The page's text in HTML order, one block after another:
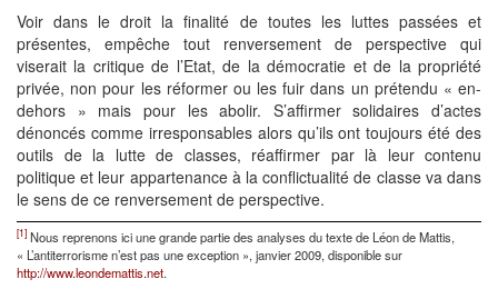
Voir dans le droit la finalité de toutes les luttes passées et
présentes, empêche tout renversement de perspective qui
viserait la critique de l’Etat, de la démocratie et de la propriété
privée, non pour les réformer ou les fuir dans un prétendu « en-
dehors » mais pour les abolir. S’affirmer solidaires d’actes
dénoncés comme irresponsables alors qu’ils ont toujours été des
outils de la lutte de classes, réaffirmer par là leur contenu
politique et leur appartenance à la conflictualité de classe va dans
le sens de ce renversement de perspective.
[1] Nous reprenons ici une grande partie des analyses du texte de Léon de Mattis,
« L’antiterrorisme n’est pas une exception », janvier 2009, disponible sur
http://www.leondemattis.net.